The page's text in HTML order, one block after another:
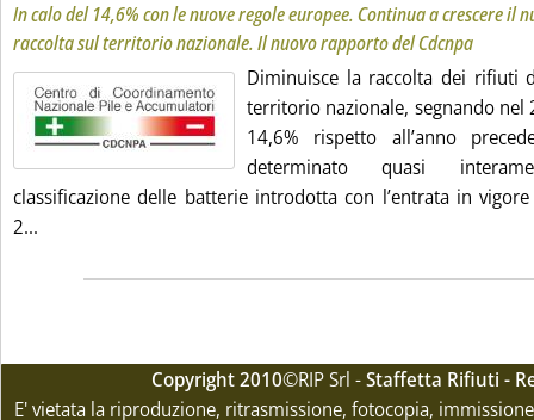
In calo del 14,6% con le nuove regole europee. Continua a crescere il
raccolta sul territorio nazionale. Il nuovo rapporto del Cdcnpa
Diminuisce la raccolta dei rifiuti
territorio nazionale, segnando nel
14,6% rispetto all’anno
determinato quasi
classificazione delle batterie introdotta con l’entrata in
2...
Copyright 2010©RIP Srl -Staffetta Rifiuti -
E' vietata la riproduzione, ritrasmissione, fotocopia,